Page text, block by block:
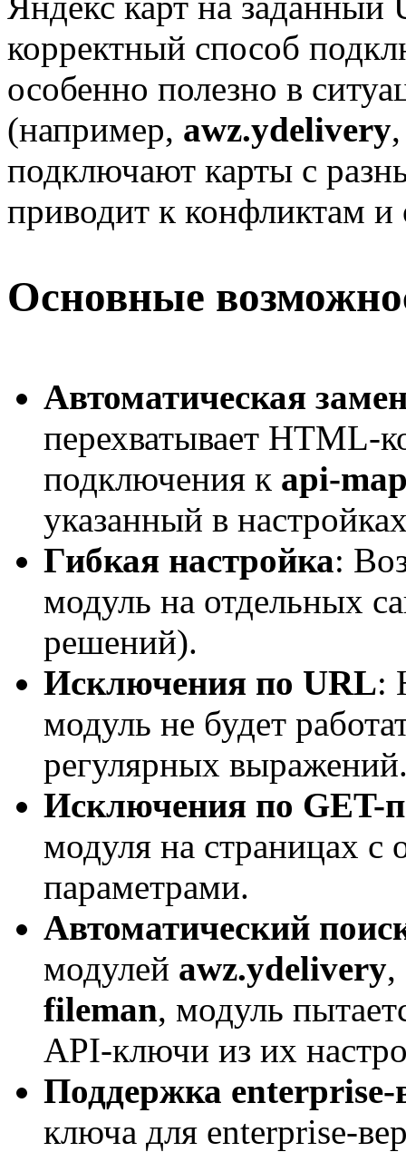
корректный способ
особенно полезно в
(например, awz.ydelivery
подключают карты с
приводит к конфликтам
Основные
Автоматическая
перехватывает HTML-
подключения к api-
указанный в
Гибкая настройка:
модуль на отдельных
решений).
Исключения по URL:
модуль не будет
регулярных
Исключения по GET-
модуля на страницах
параметрами.
Автоматический
модулей awz.ydelivery,
fileman, модуль
API-ключи из их
Поддержка enterprise-
ключа для enterprise-